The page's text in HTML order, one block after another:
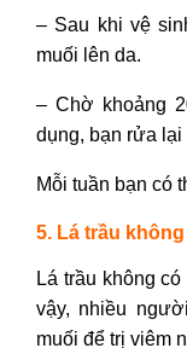
– Sau khi vệ
muối lên da.
– Chờ khoảng
dụng, bạn rửa
Mỗi tuần bạn có
5. Lá trầu
Lá trầu không
vậy, nhiều
muối để trị viêm